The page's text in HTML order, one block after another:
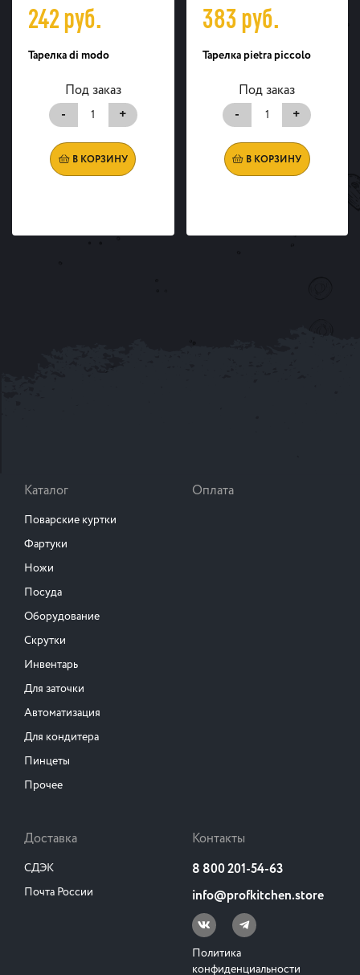
242руб.
Тарелка di modo
Под заказ
-
+
В КОРЗИНУ
383руб.
Тарелка pietra piccolo
Под заказ
-
+
В КОРЗИНУ
Каталог
Поварские куртки
Фартуки
Ножи
Посуда
Оборудование
Скрутки
Инвентарь
Для заточки
Автоматизация
Для кондитера
Пинцеты
Прочее
Оплата
Доставка
СДЭК
Почта России
Контакты
8 800 201-54-63
info@profkitchen.store
Политика
конфиденциальности